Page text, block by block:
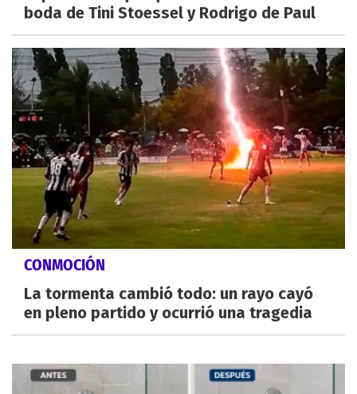
boda de Tini Stoessel y Rodrigo de Paul
CONMOCIÓN
La tormenta cambió todo: un rayo cayó
en pleno partido y ocurrió una tragedia